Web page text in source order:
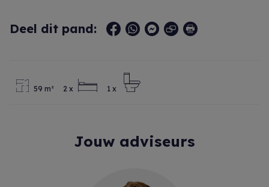
Deel dit pand:
59 m² 2 x 1 x
Jouw adviseurs